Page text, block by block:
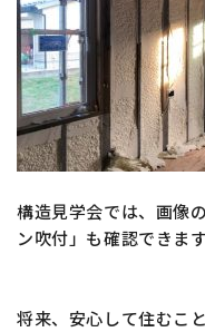
構造見学会では、画像
ン吹付」も確認できま
将来、安心して住むこ